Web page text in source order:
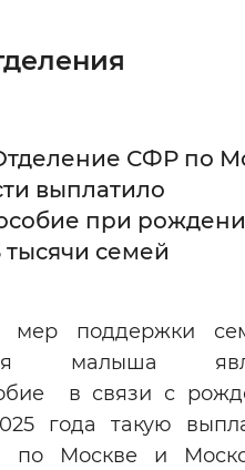
между буквами
сайта
Инверсивный
фон
СФР по
выплатило
при
тысячи семей
мер поддержки
малыша
в связи с
года такую
по Москве и